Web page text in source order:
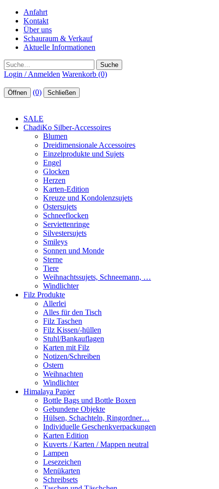
Anfahrt
Kontakt
Über uns
Schauraum & Verkauf
Aktuelle Informationen
Suche
Login / Anmelden Warenkorb (0)
Öffnen (0) Schließen
SALE
ChadiKo Silber-Accessoires
Blumen
Dreidimensionale Accessoires
Einzelprodukte und Sujets
Engel
Glocken
Herzen
Karten-Edition
Kreuze und Kondolenzsujets
Ostersujets
Schneeflocken
Serviettenringe
Silvestersujets
Smileys
Sonnen und Monde
Sterne
Tiere
Weihnachtssujets, Schneemann, …
Windlichter
Filz Produkte
Allerlei
Alles für den Tisch
Filz Taschen
Filz Kissen/-hüllen
Stuhl/Bankauflagen
Karten mit Filz
Notizen/Schreiben
Ostern
Weihnachten
Windlichter
Himalaya Papier
Bottle Bags und Bottle Boxen
Gebundene Objekte
Hülsen, Schachteln, Ringordner…
Individuelle Geschenkverpackungen
Karten Edition
Kuverts / Karten / Mappen neutral
Lampen
Lesezeichen
Menükarten
Schreibsets